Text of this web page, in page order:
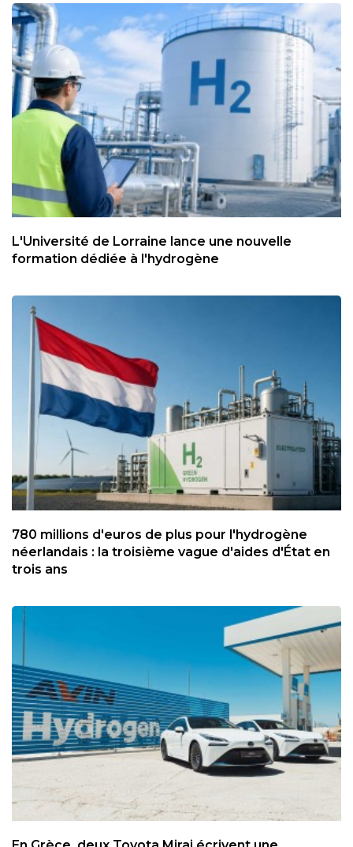
L'Université de Lorraine lance une nouvelle
formation dédiée à l'hydrogène
780 millions d'euros de plus pour l'hydrogène
néerlandais : la troisième vague d'aides d'État en
trois ans